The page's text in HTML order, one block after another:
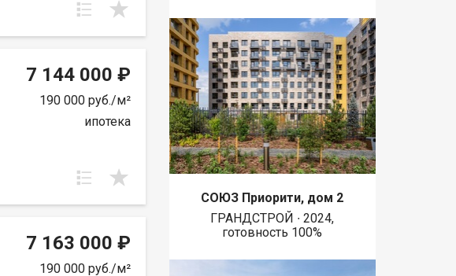
7 144 000 ₽
190 000 руб./м²
ипотека
7 163 000 ₽
190 000 руб./м²
СОЮЗ Приорити, дом 2
ГРАНДСТРОЙ ∙ 2024,
готовность 100%